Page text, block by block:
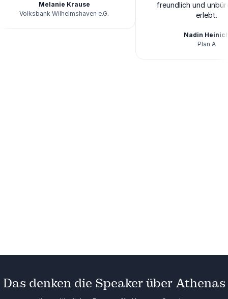
freundlich und unbürokratisch
erlebt.
Schulz hatte ich einen
kompetenten
zügig abgewickelt
konnten wir den
Das denken die Speaker über Athenas